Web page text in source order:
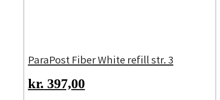
ParaPost Fiber White refill str. 3
kr. 397,00